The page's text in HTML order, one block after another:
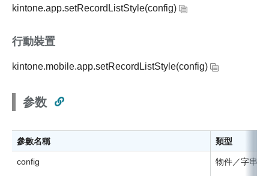
kintone.app.setRecordListStyle(config)
行動裝置
kintone.mobile.app.setRecordListStyle(config)
参数
參數名稱 類型
config 物件／字串